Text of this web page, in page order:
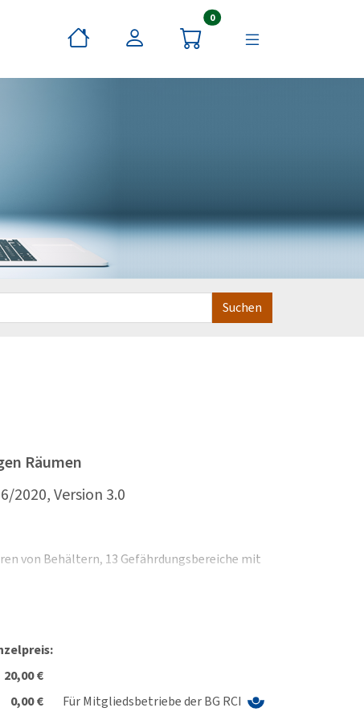
0Artikel im Warenkorb
Räumen
2020, Version 3.0
von Behältern, 13 Gefährdungsbereiche mit
850 MB freiem Festplattenspeicher,
20,00 €
0,00 €
Für Mitgliedsbetriebe der BG RCI